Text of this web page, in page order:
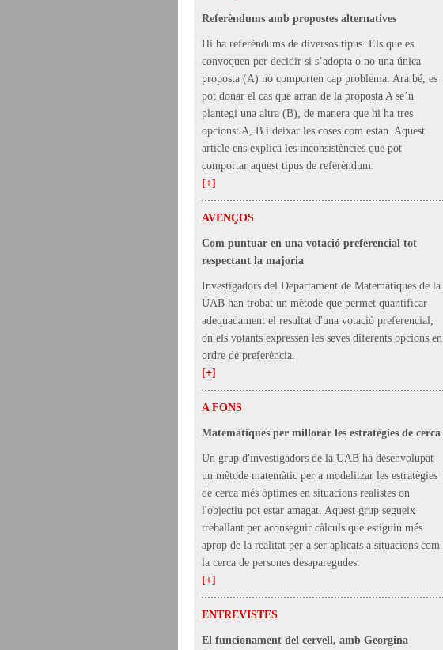
Referèndums amb propostes alternatives
Hi ha referèndums de diversos tipus. Els que es
convoquen per decidir si s’adopta o no una única
proposta (A) no comporten cap problema. Ara bé, es
pot donar el cas que arran de la proposta A se’n
plantegi una altra (B), de manera que hi ha tres
opcions: A, B i deixar les coses com estan. Aquest
article ens explica les inconsistències que pot
comportar aquest tipus de referèndum.
[+]
AVENÇOS
Com puntuar en una votació preferencial tot
respectant la majoria
Investigadors del Departament de Matemàtiques de la
UAB han trobat un mètode que permet quantificar
adequadament el resultat d'una votació preferencial,
on els votants expressen les seves diferents opcions en
ordre de preferència.
[+]
A FONS
Matemàtiques per millorar les estratègies de cerca
Un grup d'investigadors de la UAB ha desenvolupat
un mètode matemàtic per a modelitzar les estratègies
de cerca més òptimes en situacions realistes on
l'objectiu pot estar amagat. Aquest grup segueix
treballant per aconseguir càlculs que estiguin més
aprop de la realitat per a ser aplicats a situacions com
la cerca de persones desaparegudes.
[+]
ENTREVISTES
El funcionament del cervell, amb Georgina